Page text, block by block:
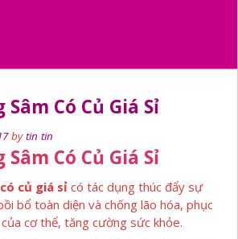
Có Củ Giá Sỉ
bytin tin
Có Củ Giá Sỉ
củ giá sỉ có tác dụng thúc đẩy sự
bổ toàn diện và chống lão hóa, phục
cơ thể, tăng cường sức khỏe.